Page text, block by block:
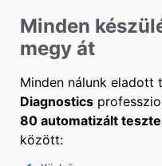
Minden
megy át
Minden nálunk eladott
Diagnostics
80 automatizált
között: